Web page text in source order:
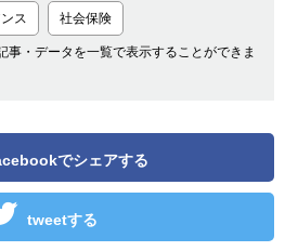
ス 社会保険
事・データを一覧で表示することができま
でシェアする
tweetする